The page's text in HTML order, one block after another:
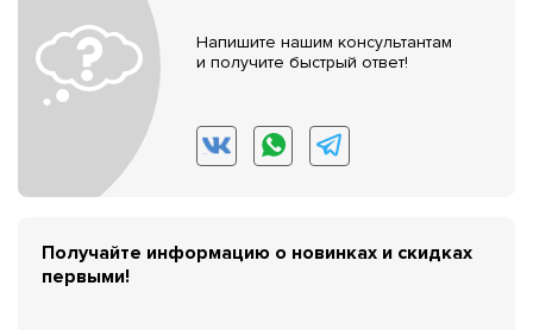
Напишите нашим консультантам
и получите быстрый ответ!
Получайте информацию о новинках и скидках
первыми!